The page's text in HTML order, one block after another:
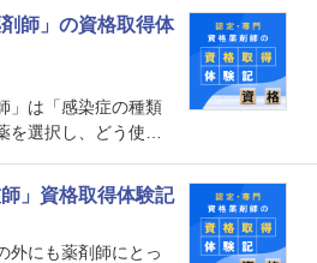
に発足しました。薬
度化するがん医療に
師にとって一目置
師」の資格取得体
」は「感染症の種類
を選択し、どう使っ
防止対策加算の施設
挙げられており、今
より多くの役割が
す。
」資格取得体験記
外にも薬剤師にとっ